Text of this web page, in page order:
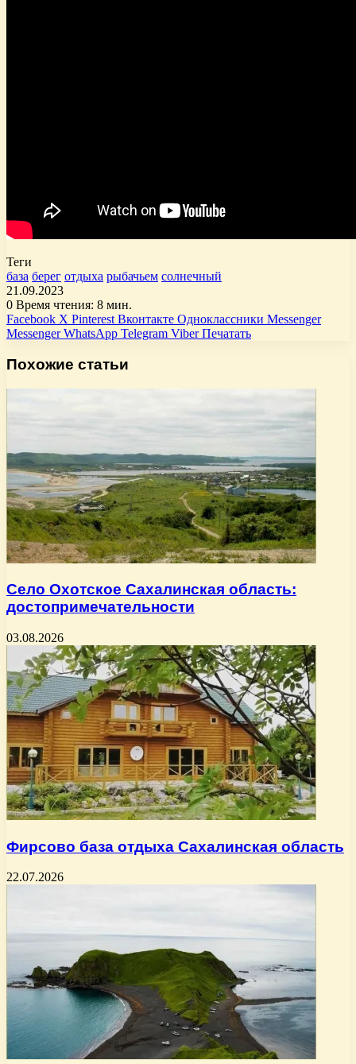
Теги
база берег отдыха рыбачьем солнечный
21.09.2023
0 Время чтения: 8 мин.
Facebook X Pinterest Вконтакте Одноклассники Messenger
Messenger WhatsApp Telegram Viber Печатать
Похожие статьи
Село Охотское Сахалинская область:
достопримечательности
03.08.2026
Фирсово база отдыха Сахалинская область
22.07.2026